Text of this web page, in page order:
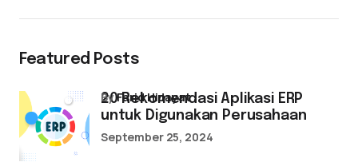
Featured Posts
20 Rekomendasi Aplikasi ERP
untuk Digunakan Perusahaan
byFarid Hidayat
September 25, 2024